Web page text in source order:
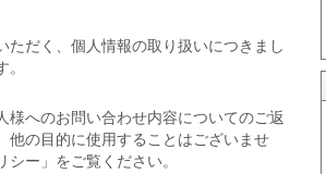
ただく、個人情報の取り扱いにつきまし
様へのお問い合わせ内容についてのご返
他の目的に使用することはございませ
ー」をご覧ください。